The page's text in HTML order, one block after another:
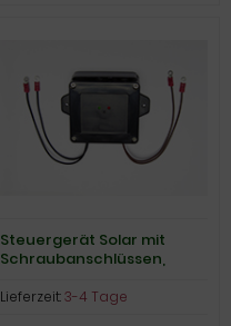
Steuergerät Solar mit
Schraubanschlüssen,
Lieferzeit:3-4 Tage